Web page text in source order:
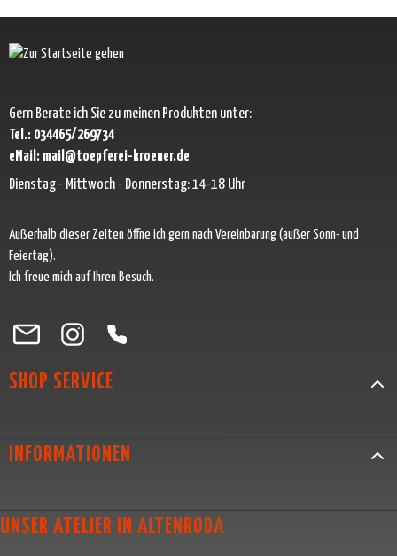
Gern Berate ich Sie zu meinen Produkten unter:
Tel.: 034465/269734
eMail: mail@toepferei-kroener.de
Dienstag - Mittwoch - Donnerstag: 14-18 Uhr
Außerhalb dieser Zeiten öffne ich gern nach Vereinbarung (außer Sonn- und
Feiertag).
Ich freue mich auf Ihren Besuch.
Besuche uns auf Facebook – öffnet in neuem Tab (externer Link)
Schau auf Instagram vorbei – öffnet in neuem Tab (externer Link)
Lass dich auf Pinterest inspirieren – öffnet in neuem Tab
Folge uns auf X – öffnet in neuem Tab (externer Link)
SHOP SERVICE
INFORMATIONEN
UNSER ATELIER IN ALTENRODA